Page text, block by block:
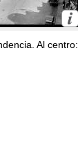
Al centro: